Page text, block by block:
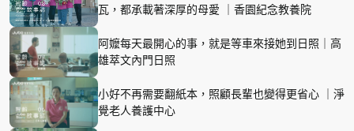
瓦，都承載著深厚的母愛 ｜香園紀念教養院
阿嬤每天最開心的事，就是等車來接她到日照｜高
雄萃文內門日照
小好不再需要翻紙本，照顧長輩也變得更省心 ｜淨
覺老人養護中心